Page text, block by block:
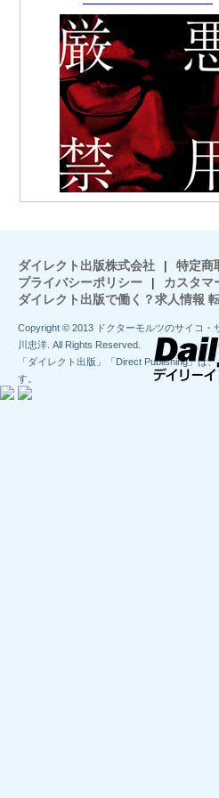
ダイレクト出版株式会社 | 特定商
プライバシーポリシー
| カスタマ
ダイレクト出版で働く？求人情報
Copyright © 2013 ドクターモルツのサイコ・
川忠洋. All Rights Reserved.
「ダイレクト出版」「Direct Publishing」は
す。